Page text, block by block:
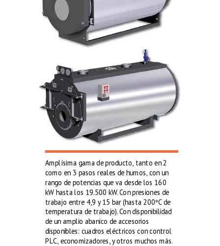
Amplísima gama de producto, tanto en 2
como en 3 pasos reales de humos, con un
rango de potencias que va desde los 160
kW hasta los 19.500 kW. Con presiones de
trabajo entre 4,9 y 15 bar (hasta 200ºC de
temperatura de trabajo). Con disponibilidad
de un amplio abanico de accesorios
disponibles: cuadros eléctricos con control
PLC, economizadores, y otros muchos más.